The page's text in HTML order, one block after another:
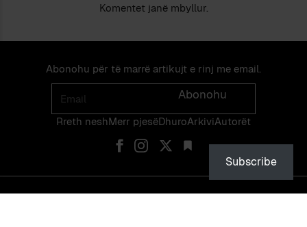
Komentet janë mbyllur.
Abonohu për të marrë artikujt e rinj me email.
Email
Abonohu
Rreth neshMerr pjes​​ë​DhuroArkiviAutorët
Subscribe